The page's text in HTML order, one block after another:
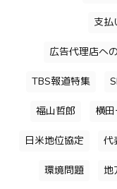
支払
広告代理店へ
TBS報道特集
福山哲郎 横
日米地位協定 代
環境問題 地